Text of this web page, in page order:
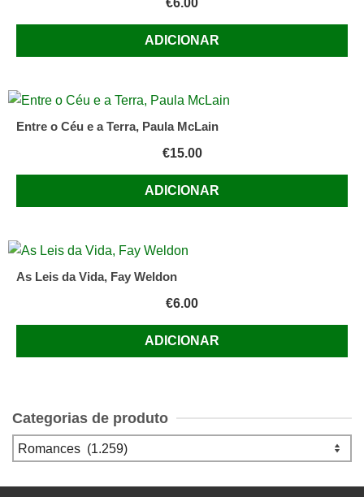
ADICIONAR
Entre o Céu e a Terra, Paula McLain
€15.00
ADICIONAR
As Leis da Vida, Fay Weldon
€6.00
ADICIONAR
Categorias de produto